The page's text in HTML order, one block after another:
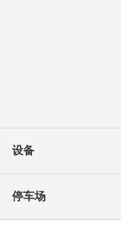
设备
停车场